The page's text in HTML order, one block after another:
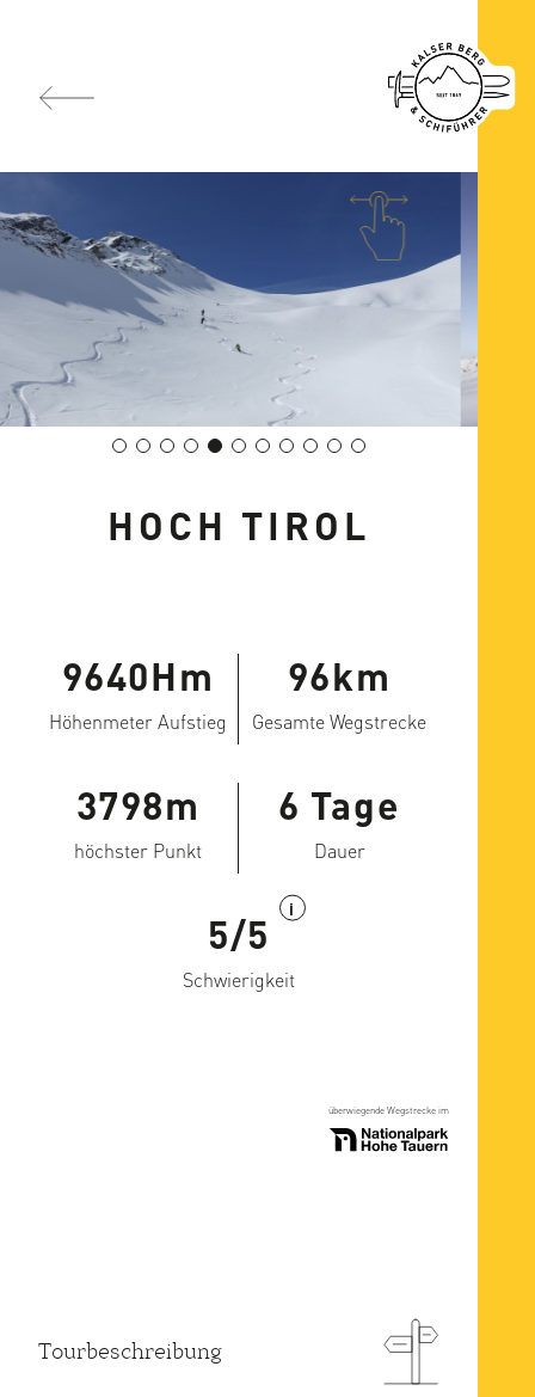
HOCH TIROL
9640Hm
Höhenmeter Aufstieg
96km
Gesamte Wegstrecke
3798m
höchster Punkt
6 Tage
Dauer
5/5
i
Schwierigkeit
überwiegende Wegstrecke im
Tourbeschreibung